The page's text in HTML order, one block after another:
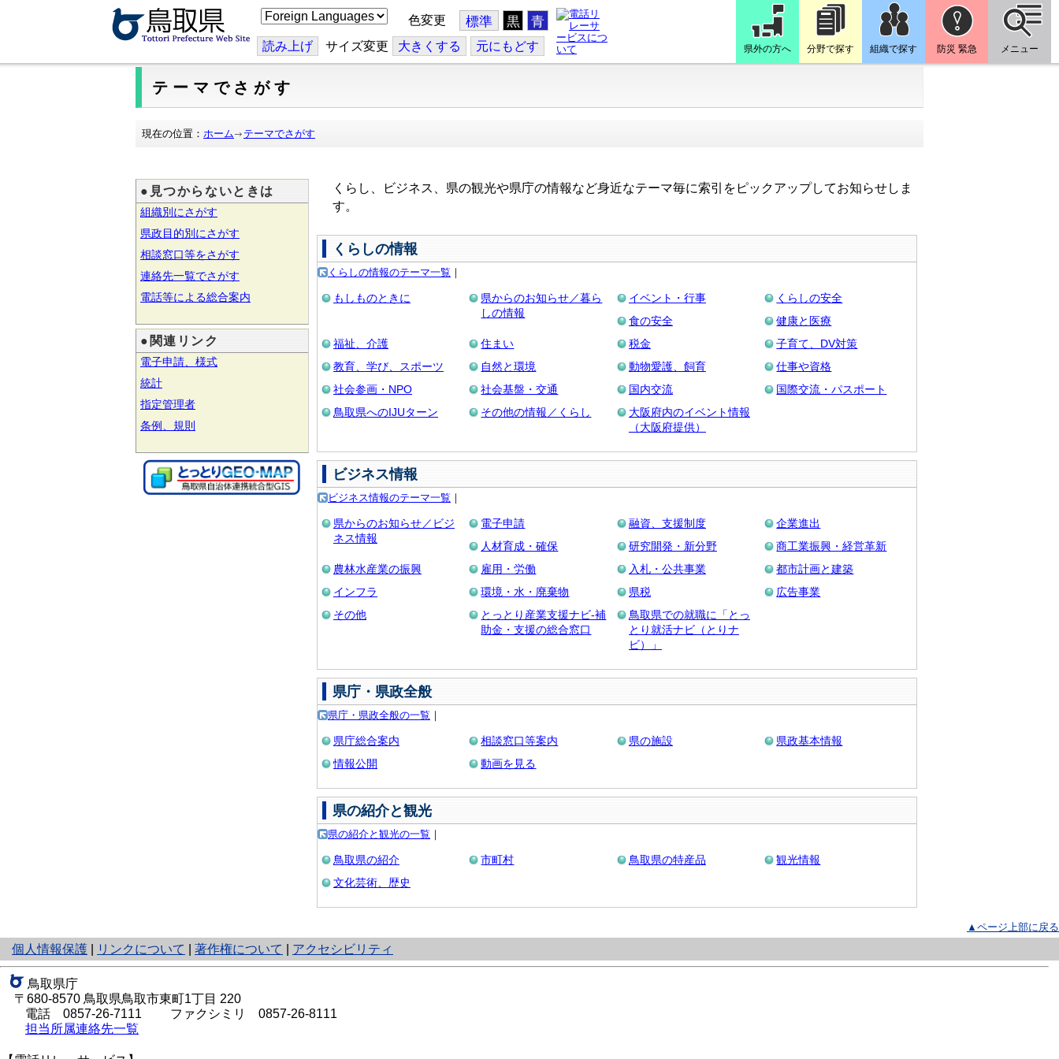
こ
の
ジ
を
翻
訳
色変更 標準 黒 青
読み上げ サイズ変更 大きくする 元にもどす 県外の方へ 分野で探す 組織で探す 防災 緊急 メニュー
テーマでさがす
現在の位置： ホーム テーマでさがす
●見つからないときは
組織別にさがす
県政目的別にさがす
相談窓口等をさがす
連絡先一覧でさがす
電話等による総合案内
●関連リンク
電子申請、様式
統計
指定管理者
条例、規則
くらし、ビジネス、県の観光や県庁の情報など身近なテーマ毎に索引をピックアップしてお知らせしま
す。
くらしの情報
くらしの情報のテーマ一覧 ｜
もしものときに
県からのお知らせ／暮ら
しの情報
イベント・行事
くらしの安全
食の安全
健康と医療
福祉、介護
住まい 税金
子育て、DV対策
教育、学び、スポーツ
自然と環境 動物愛護、飼育
仕事や資格
社会参画・NPO
社会基盤・交通 国内交流
国際交流・パスポート
鳥取県へのIJUターン
その他の情報／くらし
大阪府内のイベント情報
（大阪府提供）
ビジネス情報
ビジネス情報のテーマ一覧 ｜
県からのお知らせ／ビジ
ネス情報
電子申請 融資、支援制度
企業進出
人材育成・確保
研究開発・新分野
商工業振興・経営革新
農林水産業の振興
雇用・労働 入札・公共事業
都市計画と建築
インフラ
環境・水・廃棄物 県税
広告事業
その他
とっとり産業支援ナビ-補
助金・支援の総合窓口
鳥取県での就職に「とっ
とり就活ナビ（とりナ
ビ）」
県庁・県政全般
県庁・県政全般の一覧 ｜
県庁総合案内 相談窓口等案内 県の施設
県政基本情報
情報公開
動画を見る
県の紹介と観光
県の紹介と観光の一覧 ｜
鳥取県の紹介 市町村 鳥取県の特産品
観光情報
文化芸術、歴史
▲ページ上部に戻る
個人情報保護
と
り
ッ
ト
へ
の
リンクについて 著作権について アクセシビリティ
鳥取県庁
〒680-8570 鳥取県鳥取市東町1丁目 220
電話 0857-26-7111 ファクシミリ 0857-26-8111
担当所属連絡先一覧